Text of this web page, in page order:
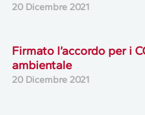
20 Dicembre 2021
Firmato l’accordo per i
ambientale
20 Dicembre 2021